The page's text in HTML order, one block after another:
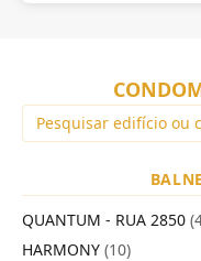
QUANTUM - RUA 2850
HARMONY (10)